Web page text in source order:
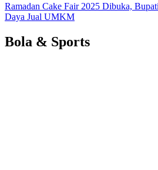
Ramadan Cake Fair 2025 Dibuka,
Daya Jual UMKM
Bola & Sports